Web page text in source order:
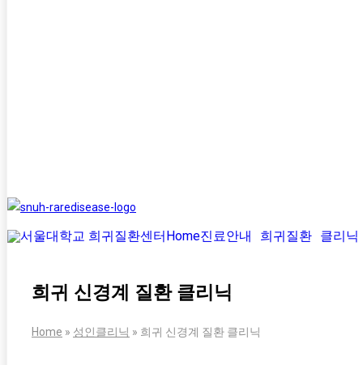
Home진료안내 희귀질환 클리닉
희귀 신경계 질환 클리닉
Home » 성인클리닉 » 희귀 신경계 질환 클리닉